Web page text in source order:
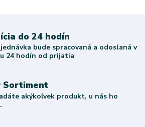
do 24 hodín
bude spracovaná a odoslaná v
24 hodín od prijatia
Sortiment
akýkoľvek produkt, u nás ho